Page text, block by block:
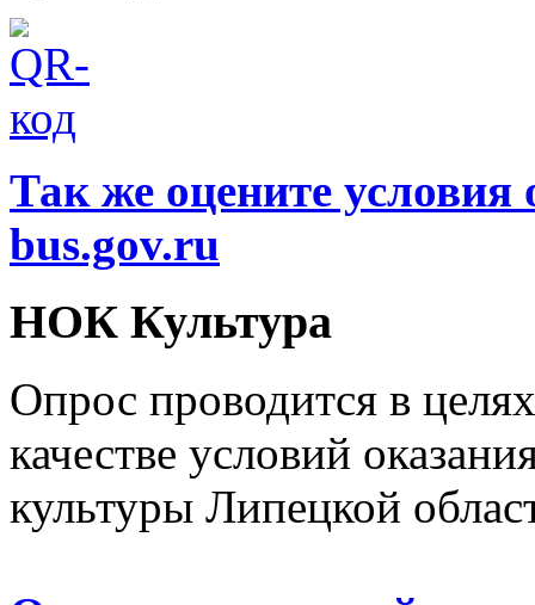
Так же оцените условия
bus.gov.ru
НОК Культура
Опрос проводится в
качестве условий
культуры Липецкой